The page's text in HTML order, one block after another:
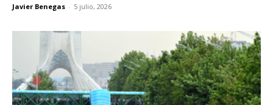
Javier Benegas - 5 julio, 2026